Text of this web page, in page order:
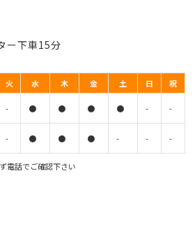
ー下車15分
火 水 木 金 土 日 祝
- ● ● ● ● - -
- ● ● ● - - -
電話でご確認下さい